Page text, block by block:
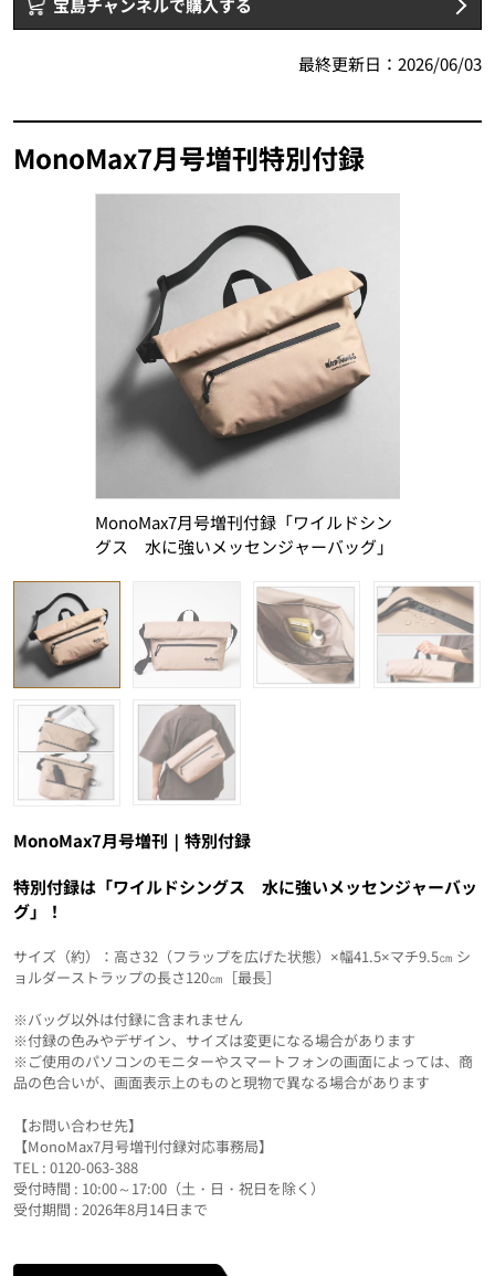
最終更新日：2026/06/03
MonoMax7月号増刊特別付録
MonoMax7月号増刊付録「ワイルドシン
グス 水に強いメッセンジャーバッグ」
MonoMax7月号増刊｜特別付録
特別付録は「ワイルドシングス 水に強いメッセンジャーバッ
グ」！
サイズ（約）：高さ32（フラップを広げた状態）×幅41.5×マチ9.5㎝ シ
ョルダーストラップの長さ120㎝［最長］
※バッグ以外は付録に含まれません
※付録の色みやデザイン、サイズは変更になる場合があります
※ご使用のパソコンのモニターやスマートフォンの画面によっては、商
品の色合いが、画面表示上のものと現物で異なる場合があります
【お問い合わせ先】
【MonoMax7月号増刊付録対応事務局】
TEL : 0120-063-388
受付時間 : 10:00～17:00（土・日・祝日を除く）
受付期間 : 2026年8月14日まで